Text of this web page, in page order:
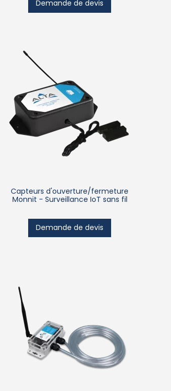
Demande de devis
Capteurs d'ouverture/fermeture
Monnit - Surveillance IoT sans fil
Demande de devis